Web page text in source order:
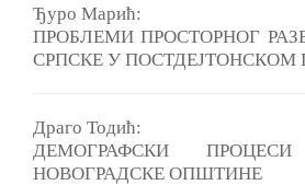
Ђуро Марић:
ПРОБЛЕМИ ПРОСТОРНОГ
СРПСКЕ У ПОСТДЕЈТОНСКОМ
Драго Тодић:
ДЕМОГРАФСКИ
НОВОГРАДСКЕ ОПШТИНЕ